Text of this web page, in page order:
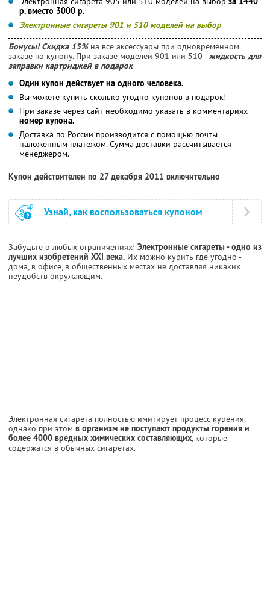
р. вместо 3000 р.
Электронные сигареты 901 и 510 моделей на выбор
Бонусы! Скидка 15%на все аксессуары при одновременном
заказе по купону. При заказе моделей 901 или 510 -жидкость для
заправки картриджей в подарок
Один купон действует на одного человека.
Вы можете купить сколько угодно купонов в подарок!
При заказе через сайт необходимо указать в комментариях
номер купона.
Доставка по России производится с помощью почты
наложенным платежом. Сумма доставки рассчитывается
менеджером.
Купон действителен по 27 декабря 2011 включительно
Узнай, как воспользоваться купоном
Забудьте о любых ограничениях! Электронные сигареты - одно из
лучших изобретений XXI века. Их можно курить где угодно -
дома, в офисе, в общественных местах не доставляя никаких
неудобств окружающим.
Электронная сигарета полностью имитирует процесс курения,
однако при этом в организм не поступают продукты горения и
более 4000 вредных химических составляющих, которые
содержатся в обычных сигаретах.